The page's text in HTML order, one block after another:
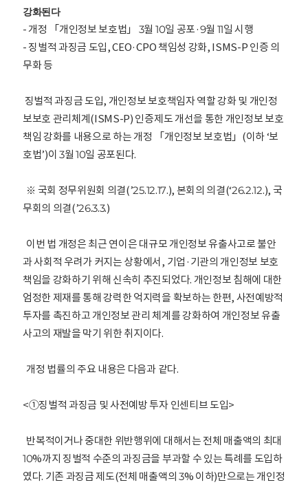
강화된다
- 개정 「개인정보 보호법」 3월 10일 공포·9월 11일 시행
- 징벌적 과징금 도입, CEO·CPO 책임성 강화, ISMS-P 인증 의
무화 등
징벌적 과징금 도입, 개인정보 보호책임자 역할 강화 및 개인정
보보호 관리체계(ISMS-P) 인증제도 개선을 통한 개인정보 보호
책임 강화를 내용으로 하는 개정 「개인정보 보호법」(이하 ‘보
호법’)이 3월 10일 공포된다.
※ 국회 정무위원회 의결(’25.12.17.), 본회의 의결(‘26.2.12.), 국
무회의 의결(’26.3.3.)
이번 법 개정은 최근 연이은 대규모 개인정보 유출사고로 불안
과 사회적 우려가 커지는 상황에서, 기업·기관의 개인정보 보호
책임을 강화하기 위해 신속히 추진되었다. 개인정보 침해에 대한
엄정한 제재를 통해 강력한 억지력을 확보하는 한편, 사전예방적
투자를 촉진하고 개인정보 관리 체계를 강화하여 개인정보 유출
사고의 재발을 막기 위한 취지이다.
개정 법률의 주요 내용은 다음과 같다.
<①징벌적 과징금 및 사전예방 투자 인센티브 도입>
반복적이거나 중대한 위반행위에 대해서는 전체 매출액의 최대
10%까지 징벌적 수준의 과징금을 부과할 수 있는 특례를 도입하
였다. 기존 과징금 제도(전체 매출액의 3% 이하)만으로는 개인정